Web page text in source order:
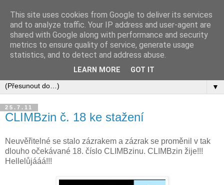
▼
25.7.11
CLIMBzin č. 18 ke stažení
Neuvěřitelné se stalo zázrakem a zázrak se proměnil v tak
dlouho očekávané 18. číslo CLIMBzinu. CLIMBzin žije!!!
Hellelůjááá!!!
This site uses cookies from Google to deliver its services
and to analyze traffic. Your IP address and user-agent are
shared with Google along with performance and security
metrics to ensure quality of service, generate usage
statistics, and to detect and address abuse.
LEARN MORE GOT IT